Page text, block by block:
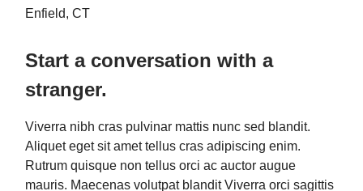
Enfield, CT
Start a conversation with a
stranger.
Viverra nibh cras pulvinar mattis nunc sed blandit.
Aliquet eget sit amet tellus cras adipiscing enim.
Rutrum quisque non tellus orci ac auctor augue
mauris. Maecenas volutpat blandit Viverra orci sagittis